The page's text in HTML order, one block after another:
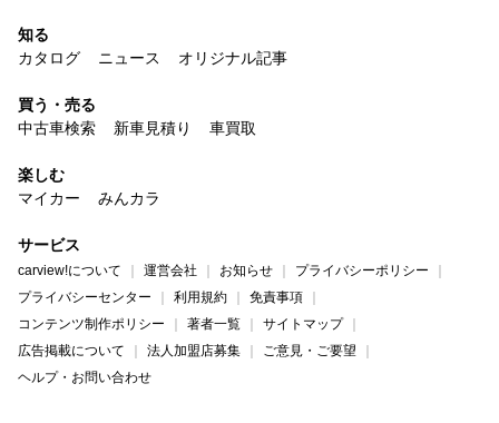
知る
カタログ
ニュース オリジナル記事
買う・売る
中古車検索
新車見積り 車買取
楽しむ
マイカー
みんカラ
サービス
carview!について 運営会社 お知らせ
プライバシーポリシー
プライバシーセンター
利用規約
免責事項
コンテンツ制作ポリシー
著者一覧
サイトマップ
広告掲載について
法人加盟店募集
ご意見・ご要望
ヘルプ・お問い合わせ